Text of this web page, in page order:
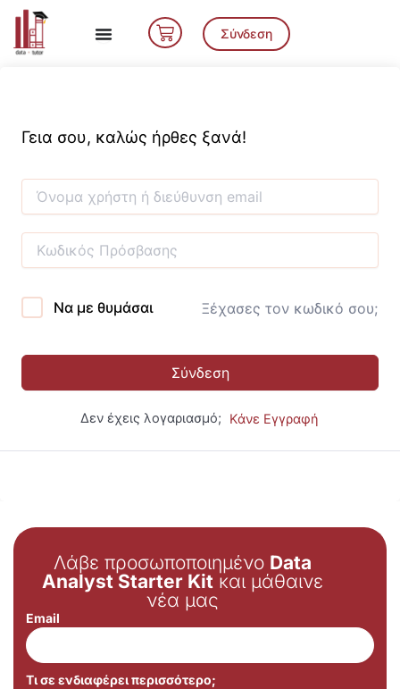
Μετάβαση
περιεχόμενο
Cart Σύνδεση
Γεια σου, καλώς ήρθες ξανά!
Να με θυμάσαι Ξέχασες τον κωδικό σου;
Σύνδεση
Δεν έχεις λογαριασμό; Κάνε Εγγραφή
Λάβε προσωποποιημένο Data
Analyst Starter Kit και μάθαινε
νέα μας
Email
Τι σε ενδιαφέρει περισσότερο;